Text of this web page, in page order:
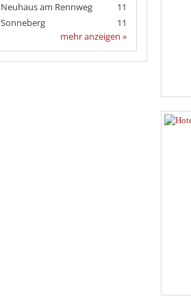
11
Neuhaus am Rennweg
11
Sonneberg
mehr anzeigen »